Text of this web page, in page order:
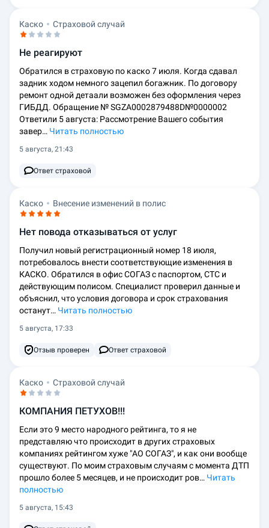
Каско Страховой случай
Не реагируют
Обратился в страховую по каско 7 июля. Когда сдавал
задник ходом немного зацепил богажник. По договору
ремонт одной детаали возможен без оформления через
ГИБДД. Обращение № SGZA0002879488D№0000002
Ответили 5 августа: Рассмотрение Вашего события
завер… Читать полностью
5 августа, 21:43
Ответ страховой
Каско Внесение изменений в полис
Нет повода отказываться от услуг
Получил новый регистрационный номер 18 июля,
потребовалось внести соответствующие изменения в
КАСКО. Обратился в офис СОГАЗ с паспортом, СТС и
действующим полисом. Специалист проверил данные и
объяснил, что условия договора и срок страхования
останут… Читать полностью
5 августа, 17:33
Отзыв проверен Ответ страховой
Каско Страховой случай
КОМПАНИЯ ПЕТУХОВ!!!
Если это 9 место народного рейтинга, то я не
представляю что происходит в других страховых
компаниях рейтингом хуже "АО СОГАЗ", и как они вообще
существуют. По моим страховым случаям с момента ДТП
прошло более 5 месяцев, и не происходит ров… Читать
полностью
5 августа, 15:43